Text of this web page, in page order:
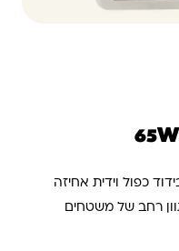
כפול וידית אחיזה
רחב של משטחים